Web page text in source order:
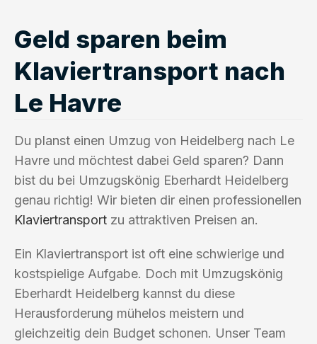
Geld sparen beim
Klaviertransport nach
Le Havre
Du planst einen Umzug von Heidelberg nach Le
Havre und möchtest dabei Geld sparen? Dann
bist du bei Umzugskönig Eberhardt Heidelberg
genau richtig! Wir bieten dir einen professionellen
Klaviertransport zu attraktiven Preisen an.
Ein Klaviertransport ist oft eine schwierige und
kostspielige Aufgabe. Doch mit Umzugskönig
Eberhardt Heidelberg kannst du diese
Herausforderung mühelos meistern und
gleichzeitig dein Budget schonen. Unser Team